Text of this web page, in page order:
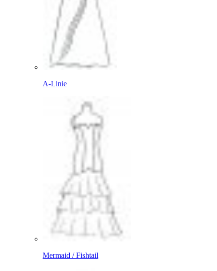
A-Linie
Mermaid / Fishtail